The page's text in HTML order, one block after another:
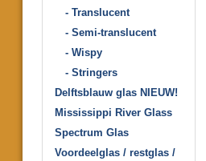
- Translucent
- Semi-translucent
- Wispy
- Stringers
Delftsblauw glas NIEUW!
Mississippi River Glass
Spectrum Glas
Voordeelglas / restglas /